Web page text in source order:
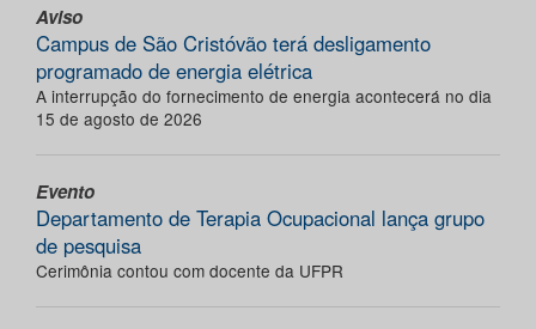
Aviso
Campus de São Cristóvão terá desligamento
programado de energia elétrica
A interrupção do fornecimento de energia acontecerá no dia
15 de agosto de 2026
Evento
Departamento de Terapia Ocupacional lança grupo
de pesquisa
Cerimônia contou com docente da UFPR